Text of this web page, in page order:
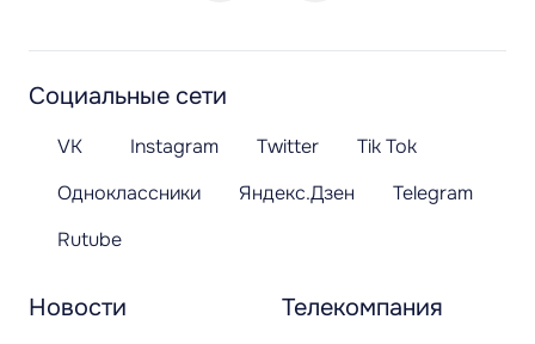
Новости Телекомпания
Социальные сети
VK Instagram Twitter
Tik Tok
Одноклассники
Яндекс.Дзен
Telegram
Rutube